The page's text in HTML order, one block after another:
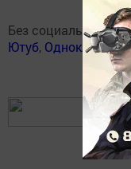
Без социаль
Ютуб,